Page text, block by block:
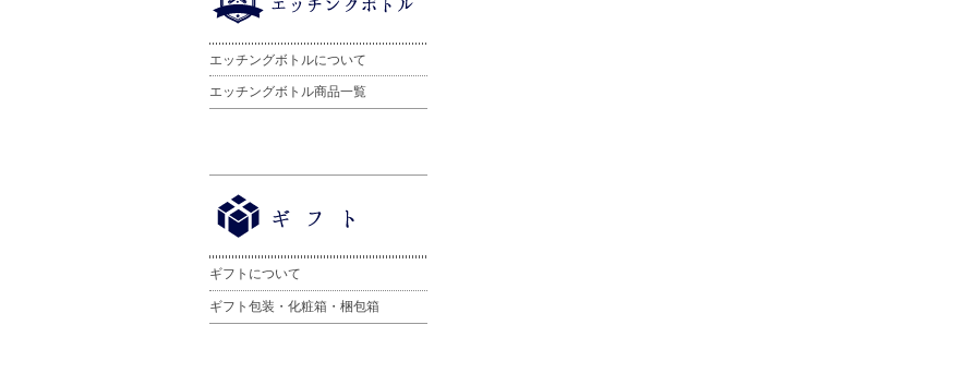
エッチングボトルについて
エッチングボトル商品一覧
ギフトについて
ギフト包装・化粧箱・梱包箱